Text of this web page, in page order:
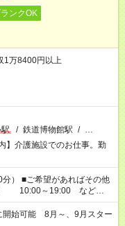
ンクOK
万8400円以上
/ 鉄道博物館駅 / …
】介護施設でのお仕事。勤
その他
10:00～19:00 など
きれば残業はしたくない」
ご紹介します！ ※Wワ
望する勤務時間と、もう1つ
始可能 8月～、9月スター